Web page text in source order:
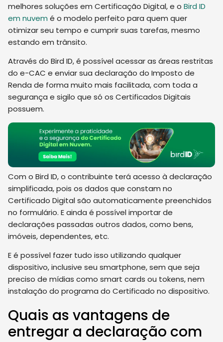
melhores soluções em Certificação Digital, e o Bird ID
em nuvem é o modelo perfeito para quem quer
otimizar seu tempo e cumprir suas tarefas, mesmo
estando em trânsito.
Através do Bird ID, é possível acessar as áreas restritas
do e-CAC e enviar sua declaração do Imposto de
Renda de forma muito mais facilitada, com toda a
segurança e sigilo que só os Certificados Digitais
possuem.
Com o Bird ID, o contribuinte terá acesso à declaração
simplificada, pois os dados que constam no
Certificado Digital são automaticamente preenchidos
no formulário. E ainda é possível importar de
declarações passadas outros dados, como bens,
imóveis, dependentes, etc.
E é possível fazer tudo isso utilizando qualquer
dispositivo, inclusive seu smartphone, sem que seja
preciso de mídias como smart cards ou tokens, nem
instalação do programa do Certificado no dispositivo.
Quais as vantagens de
entregar a declaração com